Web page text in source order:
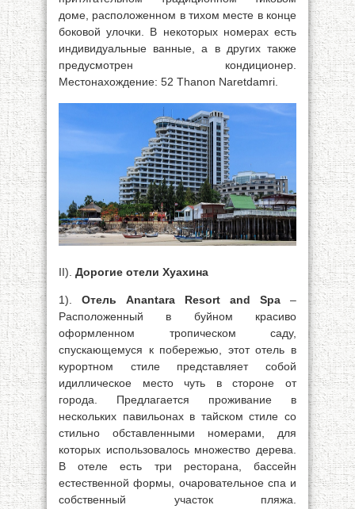
доме, расположенном в тихом месте в конце
боковой улочки. В некоторых номерах есть
индивидуальные ванные, а в других также
предусмотрен кондиционер.
Местонахождение: 52 Thanon Naretdamri.
II). Дорогие отели Хуахина
1). Отель Anantara Resort and Spa –
Расположенный в буйном красиво
оформленном тропическом саду,
спускающемуся к побережью, этот отель в
курортном стиле представляет собой
идиллическое место чуть в стороне от
города. Предлагается проживание в
нескольких павильонах в тайском стиле со
стильно обставленными номерами, для
которых использовалось множество дерева.
В отеле есть три ресторана, бассейн
естественной формы, очаровательное спа и
собственный участок пляжа.